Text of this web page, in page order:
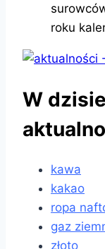
roku
W
kawa
kakao
ropa
gaz
złoto